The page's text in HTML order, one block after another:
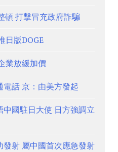
頓 打擊冒充政府詐騙
日版DOGE
業放緩加價
電話 京：由美方發起
中國駐日大使 日方強調立
發射 屬中國首次應急發射